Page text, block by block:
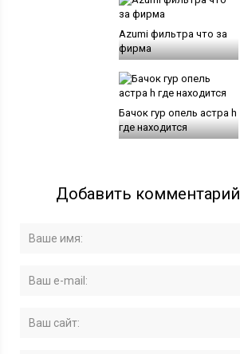
Azumi фильтра что за
фирма
Бачок гур опель астра h
где находится
Добавить комментарий